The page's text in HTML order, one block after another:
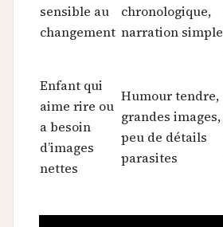
sensible au
changement
chronologique,
narration simple
Enfant qui
aime rire ou
a besoin
d’images
nettes
Humour tendre,
grandes images,
peu de détails
parasites